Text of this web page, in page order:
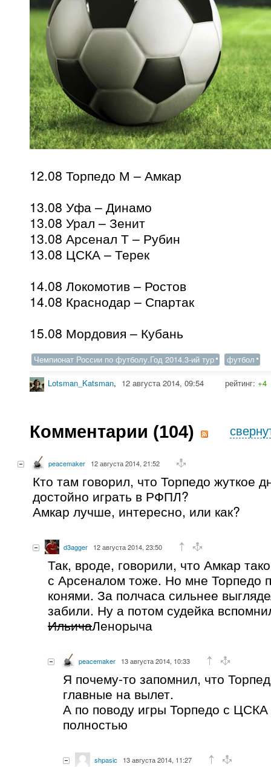
12.08 Торпедо М – Амкар
13.08 Уфа – Динамо
13.08 Урал – Зенит
13.08 Арсенал Т – Рубин
13.08 ЦСКА – Терек
14.08 Локомотив – Ростов
14.08 Краснодар – Спартак
15.08 Мордовия – Кубань
Чемпионат России по футболу.Год 2014.3-ий тур футбол
Lotsman_Katsman, 12 августа 2014, 09:54 рейтинг: +4
Комментарии (104)
peacemaker 12 августа 2014, 21:52
Кто там говорил, что Торпедо жуткое
достойно играть в РФПЛ?
Амкар лучше, интересно, или как?
d3agger 12 августа 2014, 23:50
Так, вроде, говорили, что Амкар
с Арсеналом тоже. Но мне Торпедо
конями. За полчаса сильнее
забили. Ну а потом судейка
ИльичаЛенорыча
peacemaker 13 августа 2014, 10:33
Я почему-то запомнил, что
главные на вылет.
А по поводу игры Торпедо с ЦСКА
полностью
shpasic 13 августа 2014, 11:27